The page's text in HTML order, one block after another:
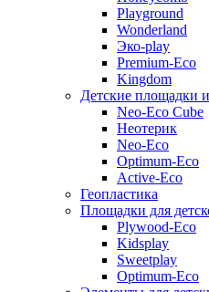
Playground
Wonderland
Эко-play
Premium-Eco
Kingdom
Детские площадки
Neo-Eco Cube
Неотерик
Neo-Eco
Оptimum-Еco
Active-Eco
Геопластика
Площадки для
Plywood-Eco
Kidsplay
Sweetplay
Оptimum-Еco